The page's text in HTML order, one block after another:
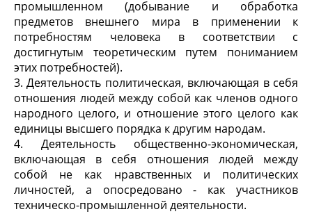
промышленном (добывание и обработка
предметов внешнего мира в применении к
потребностям человека в соответствии с
достигнутым теоретическим путем пониманием
этих потребностей).
3. Деятельность политическая, включающая в себя
отношения людей между собой как членов одного
народного целого, и отношение этого целого как
единицы высшего порядка к другим народам.
4. Деятельность общественно-экономическая,
включающая в себя отношения людей между
собой не как нравственных и политических
личностей, а опосредовано - как участников
техническо-промышленной деятельности.